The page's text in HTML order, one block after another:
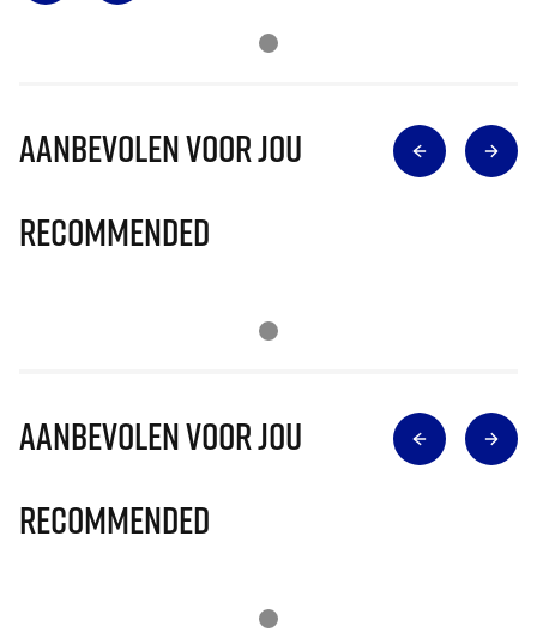
Aanbevolen voor jou
Recommended
Aanbevolen voor jou
Recommended